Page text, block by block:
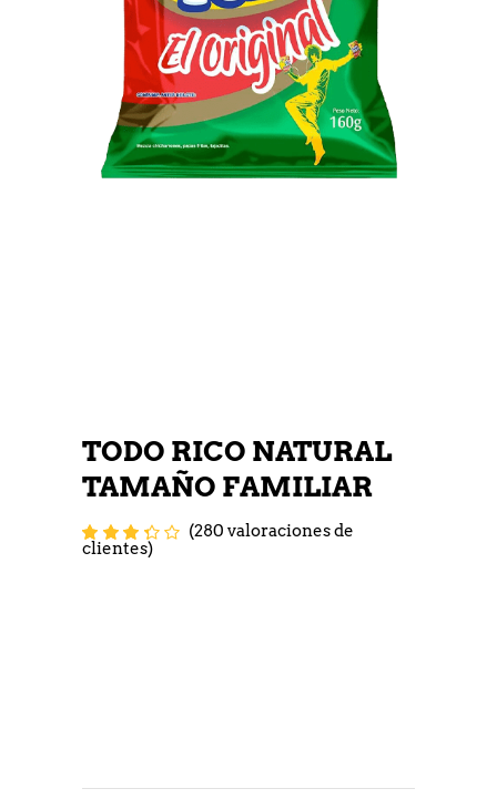
TODO RICO NATURAL
TAMAÑO FAMILIAR
Valorado
con3.25
278
(280 valoraciones de
clientes)